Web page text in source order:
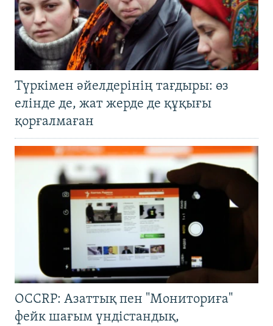
Түркімен әйелдерінің тағдыры: өз
елінде де, жат жерде де құқығы
қорғалмаған
OCCRP: Азаттық пен "Мониториға"
фейк шағым үндістандық,